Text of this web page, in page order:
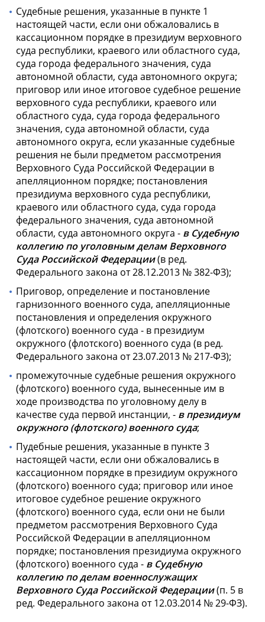
Судебные решения, указанные в пункте 1
настоящей части, если они обжаловались в
кассационном порядке в президиум верховного
суда республики, краевого или областного суда,
суда города федерального значения, суда
автономной области, суда автономного округа;
приговор или иное итоговое судебное решение
верховного суда республики, краевого или
областного суда, суда города федерального
значения, суда автономной области, суда
автономного округа, если указанные судебные
решения не были предметом рассмотрения
Верховного Суда Российской Федерации в
апелляционном порядке; постановления
президиума верховного суда республики,
краевого или областного суда, суда города
федерального значения, суда автономной
области, суда автономного округа - в Судебную
коллегию по уголовным делам Верховного
Суда Российской Федерации(в ред.
Федерального закона от 28.12.2013 № 382-ФЗ);
Приговор, определение и постановление
гарнизонного военного суда, апелляционные
постановления и определения окружного
(флотского) военного суда - в президиум
окружного (флотского) военного суда (в ред.
Федерального закона от 23.07.2013 № 217-ФЗ);
промежуточные судебные решения окружного
(флотского) военного суда, вынесенные им в
ходе производства по уголовному делу в
качестве суда первой инстанции, - в президиум
окружного (флотского) военного суда;
Пудебные решения, указанные в пункте 3
настоящей части, если они обжаловались в
кассационном порядке в президиум окружного
(флотского) военного суда; приговор или иное
итоговое судебное решение окружного
(флотского) военного суда, если они не были
предметом рассмотрения Верховного Суда
Российской Федерации в апелляционном
порядке; постановления президиума окружного
(флотского) военного суда - в Судебную
коллегию по делам военнослужащих
Верховного Суда Российской Федерации(п. 5 в
ред. Федерального закона от 12.03.2014 № 29-ФЗ).